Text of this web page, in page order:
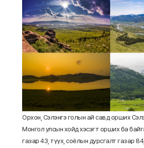
Орхон, Сэлэнгэ голын ай савд орших
Монгол улсын хойд хэсэгт орших ба
газар 43, түүх, соёлын дурсгалт газар